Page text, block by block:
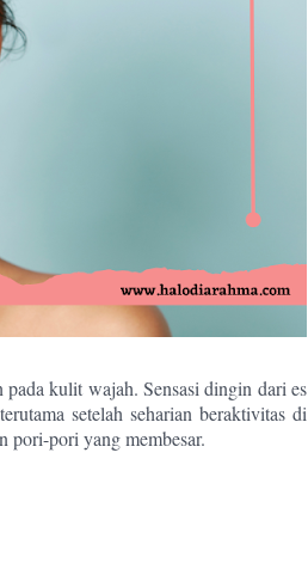
kulit wajah. Sensasi dingin dari es
setelah seharian beraktivitas di
pori-pori yang membesar.